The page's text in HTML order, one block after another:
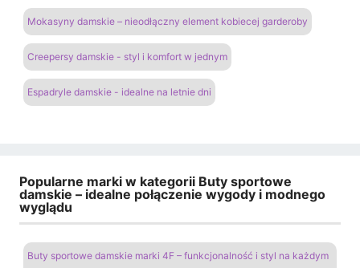
Mokasyny damskie – nieodłączny element kobiecej garderoby
Creepersy damskie - styl i komfort w jednym
Espadryle damskie - idealne na letnie dni
Popularne marki w kategorii Buty sportowe
damskie – idealne połączenie wygody i modnego
wyglądu
Buty sportowe damskie marki 4F – funkcjonalność i styl na każdym